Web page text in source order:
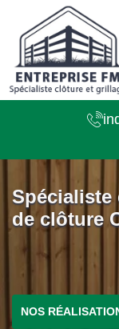
Spécialiste
de clôture
NOS